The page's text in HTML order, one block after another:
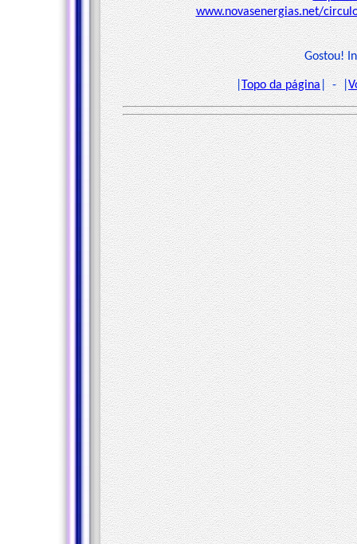
www.novasenergias.net/
Gostou!
|Topo da página| - |